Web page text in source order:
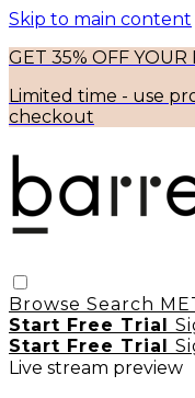
Skip to main content
GET 35% OFF YOUR
Limited time - use
checkout
Browse Search
Start Free Trial
Start Free Trial
Live stream preview